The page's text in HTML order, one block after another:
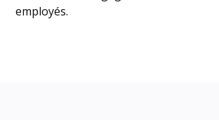
employés.